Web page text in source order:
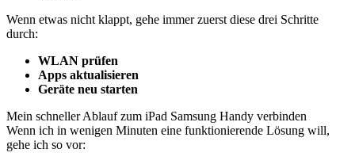
Wenn etwas nicht klappt, gehe immer zuerst diese drei Schritte
durch:
WLAN prüfen
Apps aktualisieren
Geräte neu starten
Mein schneller Ablauf zum iPad Samsung Handy verbinden
Wenn ich in wenigen Minuten eine funktionierende Lösung will,
gehe ich so vor: